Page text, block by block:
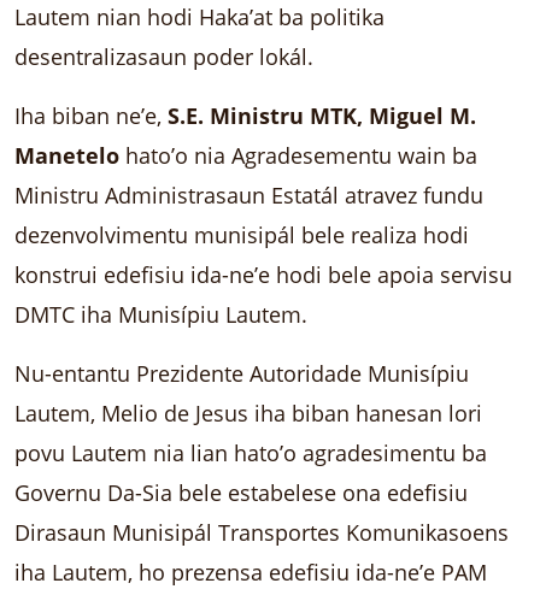
Lautem nian hodi Haka’at ba politika
desentralizasaun poder lokál.
Iha biban ne’e, S.E. Ministru MTK, Miguel M.
Manetelo hato’o nia Agradesementu wain ba
Ministru Administrasaun Estatál atravez fundu
dezenvolvimentu munisipál bele realiza hodi
konstrui edefisiu ida-ne’e hodi bele apoia servisu
DMTC iha Munisípiu Lautem.
Nu-entantu Prezidente Autoridade Munisípiu
Lautem, Melio de Jesus iha biban hanesan lori
povu Lautem nia lian hato’o agradesimentu ba
Governu Da-Sia bele estabelese ona edefisiu
Dirasaun Munisipál Transportes Komunikasoens
iha Lautem, ho prezensa edefisiu ida-ne’e PAM